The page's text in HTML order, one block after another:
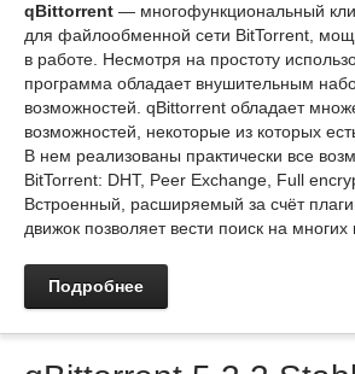
qBittorrent — многофункциональный
для файлообменной сети BitTorrent,
в работе. Несмотря на простоту
программа обладает внушительным
возможностей. qBittorrent обладает
возможностей, некоторые из которых
В нем реализованы практически все
BitTorrent: DHT, Peer Exchange, Full
Встроенный, расширяемый за счёт
движок позволяет вести поиск на многих
Подробнее